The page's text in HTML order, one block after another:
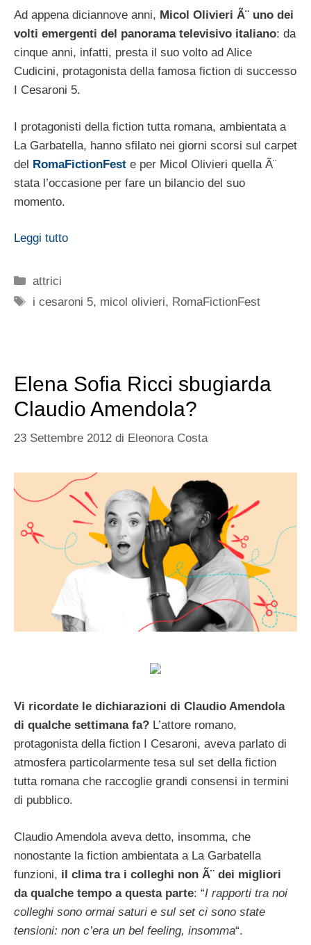
Ad appena diciannove anni, Micol Olivieri Ã¨ uno dei
volti emergenti del panorama televisivo italiano: da
cinque anni, infatti, presta il suo volto ad Alice
Cudicini, protagonista della famosa fiction di successo
I Cesaroni 5.
I protagonisti della fiction tutta romana, ambientata a
La Garbatella, hanno sfilato nei giorni scorsi sul carpet
del RomaFictionFest e per Micol Olivieri quella Ã¨
stata l’occasione per fare un bilancio del suo
momento.
Leggi tutto
Categorie
attrici
Tag
i cesaroni 5, micol olivieri, RomaFictionFest
Elena Sofia Ricci sbugiarda
Claudio Amendola?
23 Settembre 2012 di Eleonora Costa
Vi ricordate le dichiarazioni di Claudio Amendola
di qualche settimana fa? L’attore romano,
protagonista della fiction I Cesaroni, aveva parlato di
atmosfera particolarmente tesa sul set della fiction
tutta romana che raccoglie grandi consensi in termini
di pubblico.
Claudio Amendola aveva detto, insomma, che
nonostante la fiction ambientata a La Garbatella
funzioni, il clima tra i colleghi non Ã¨ dei migliori
da qualche tempo a questa parte: “I rapporti tra noi
colleghi sono ormai saturi e sul set ci sono state
tensioni: non c’era un bel feeling, insomma“.